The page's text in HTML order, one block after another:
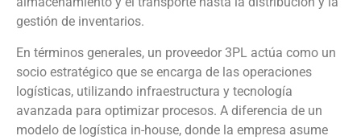
gestión de inventarios.
En términos generales, un proveedor 3PL actúa como un
socio estratégico que se encarga de las operaciones
logísticas, utilizando infraestructura y tecnología
avanzada para optimizar procesos. A diferencia de un
modelo de logística in-house, donde la empresa asume